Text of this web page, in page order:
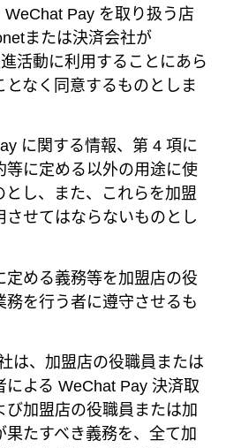
Pay を取り扱う店
または決済会社が
活動に利用することにあら
なく同意するものとしま
に関する情報、第 4 項に
等に定める以外の用途に使
とし、また、これらを加盟
させてはならないものとし
定める義務等を加盟店の役
を行う者に遵守させるも
は、加盟店の役職員または
による WeChat Pay 決済取
加盟店の役職員または加
たすべき義務を、全て加